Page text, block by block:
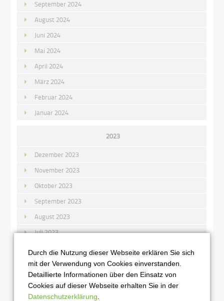
September 2024
August 2024
Juni 2024
Mai 2024
April 2024
März 2024
Februar 2024
Januar 2024
2023
Dezember 2023
November 2023
Oktober 2023
September 2023
August 2023
Juli 2023
Mai 2023
April 2023
März 2023
Durch die Nutzung dieser Webseite erklären Sie sich
mit der Verwendung von Cookies einverstanden.
Detaillierte Informationen über den Einsatz von
Cookies auf dieser Webseite erhalten Sie in der
Datenschutzerklärung